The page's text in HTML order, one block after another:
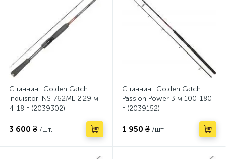
Спиннинг Golden Catch
Inquisitor INS-762ML 2.29 м
4-18 г (2039302)
3 600 ₴ /шт.
Спиннинг Golden Catch
Passion Power 3 м 100-180
г (2039152)
1 950 ₴ /шт.